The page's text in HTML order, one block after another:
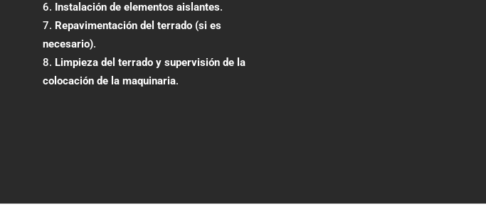
Instalación de elementos aislantes.
Repavimentación del terrado (si es
necesario).
Limpieza del terrado y supervisión de la
colocación de la maquinaria.